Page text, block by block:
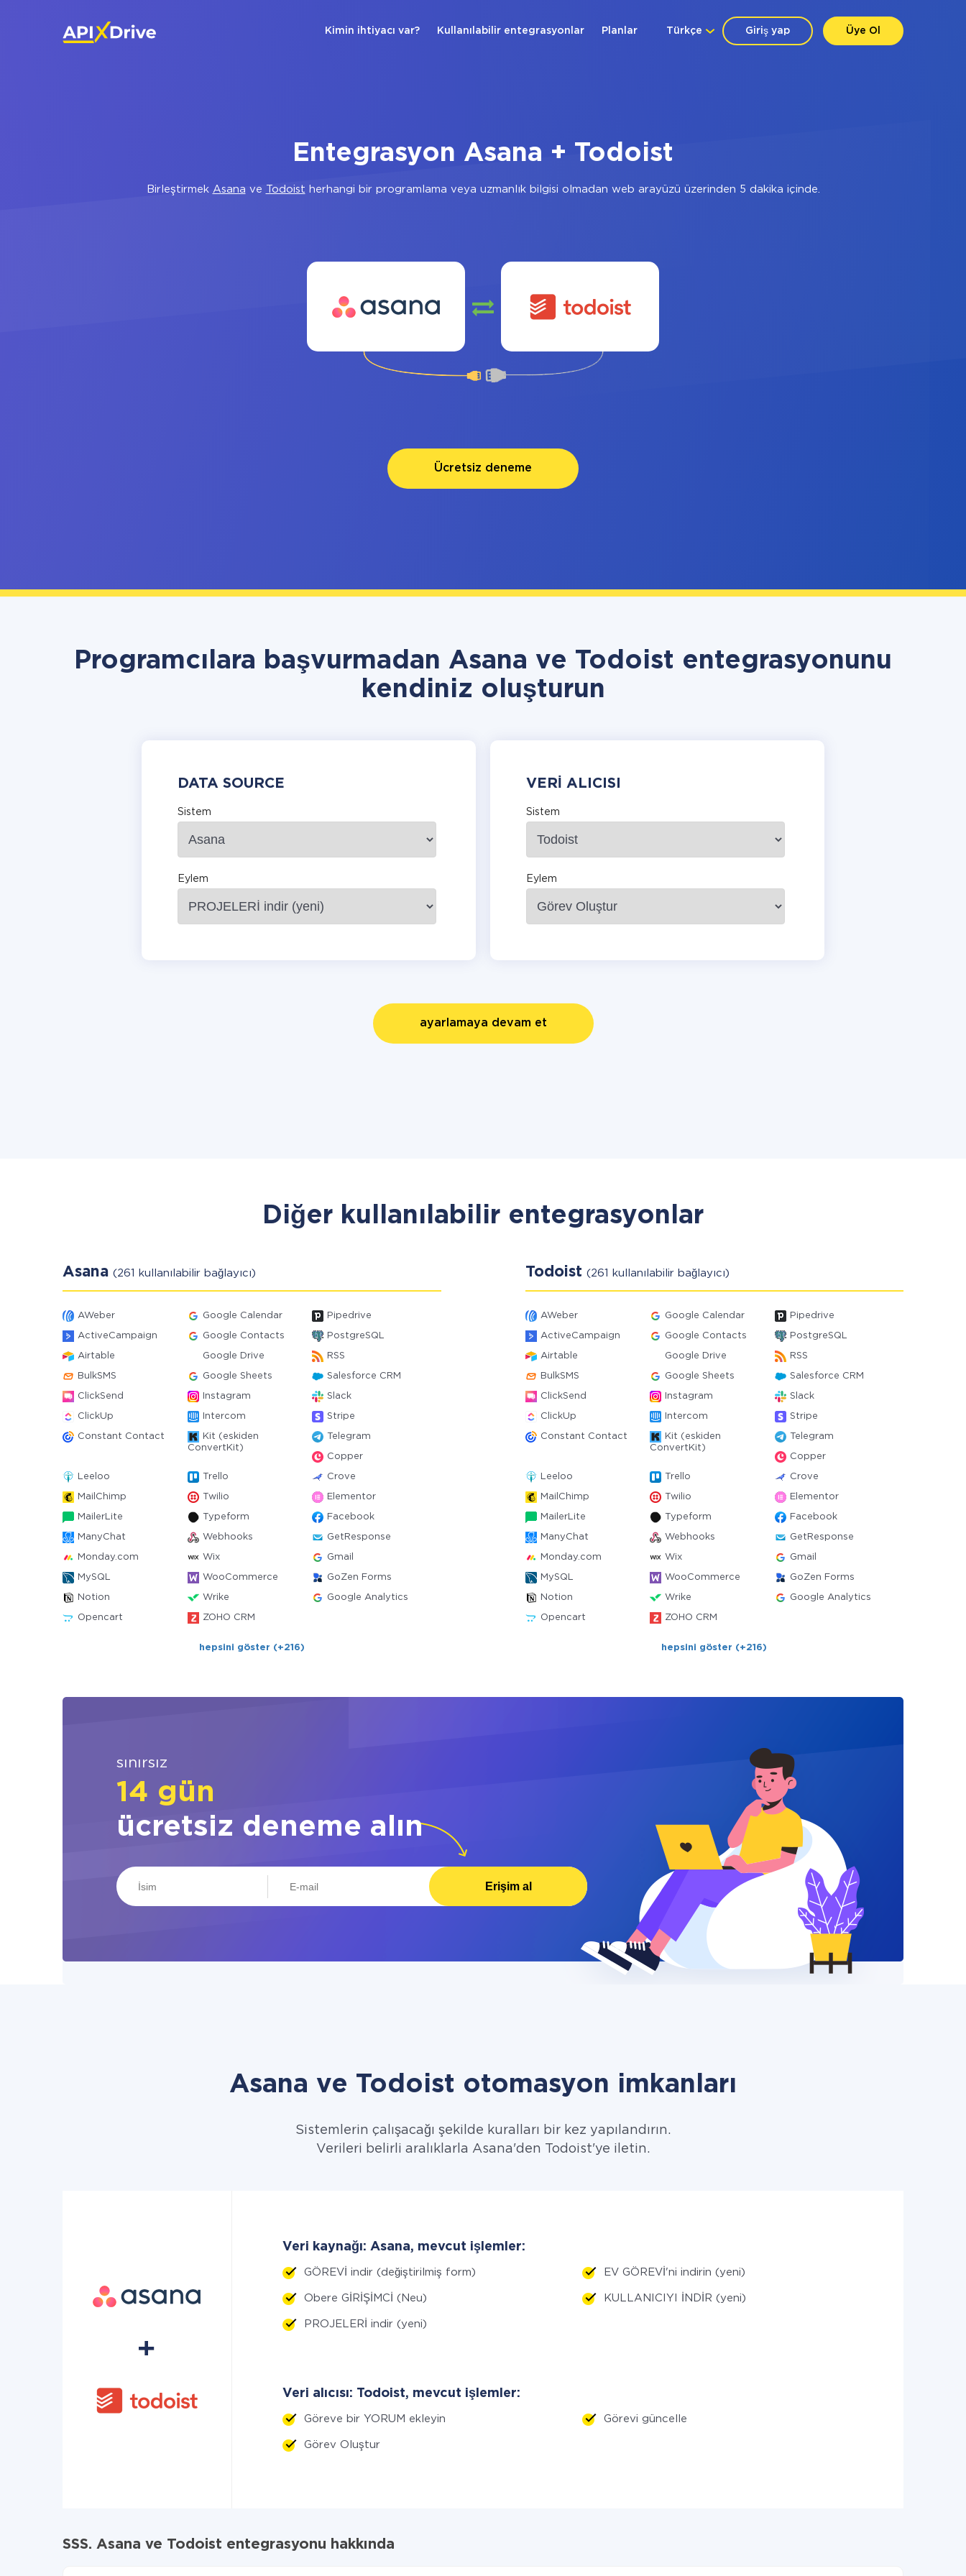
Giriş yap Üye Ol
Türkçe
Kimin ihtiyacı var? Kullanılabilir entegrasyonlar Planlar
Entegrasyon Asana + Todoist
Birleştirmek Asana ve Todoist herhangi bir programlama veya uzmanlık bilgisi olmadan web arayüzü üzerinden 5 dakika içinde.
Ücretsiz deneme
Programcılara başvurmadan Asana ve Todoist entegrasyonunu
kendiniz oluşturun
DATA SOURCE
Sistem
Eylem
VERI ALICISI
Sistem
Eylem
ayarlamaya devam et
Diğer kullanılabilir entegrasyonlar
Asana (261 kullanılabilir bağlayıcı)
AWeber Google Calendar Pipedrive
ActiveCampaign Google Contacts PostgreSQL
Airtable Google Drive RSS
BulkSMS Google Sheets Salesforce CRM
ClickSend Instagram Slack
ClickUp Intercom Stripe
Constant Contact
Kit (eskiden
ConvertKit)
Telegram
Copper
Leeloo Trello Crove
MailChimp Twilio Elementor
MailerLite Typeform Facebook
ManyChat Webhooks GetResponse
Monday.com Wix Gmail
MySQL WooCommerce GoZen Forms
Notion Wrike Google Analytics
Opencart ZOHO CRM
hepsini göster (+216)
Todoist (261 kullanılabilir bağlayıcı)
AWeber Google Calendar Pipedrive
ActiveCampaign Google Contacts PostgreSQL
Airtable Google Drive RSS
BulkSMS Google Sheets Salesforce CRM
ClickSend Instagram Slack
ClickUp Intercom Stripe
Constant Contact
Kit (eskiden
ConvertKit)
Telegram
Copper
Leeloo Trello Crove
MailChimp Twilio Elementor
MailerLite Typeform Facebook
ManyChat Webhooks GetResponse
Monday.com Wix Gmail
MySQL WooCommerce GoZen Forms
Notion Wrike Google Analytics
Opencart ZOHO CRM
hepsini göster (+216)
sınırsız
14 gün
ücretsiz deneme alın
Erişim al
Asana ve Todoist otomasyon imkanları
Sistemlerin çalışacağı şekilde kuralları bir kez yapılandırın.
Verileri belirli aralıklarla Asana'den Todoist'ye iletin.
Veri kaynağı: Asana, mevcut işlemler:
GÖREVİ indir (değiştirilmiş form) EV GÖREVİ'ni indirin (yeni)
Obere GİRİŞİMCİ (Neu) KULLANICIYI İNDİR (yeni)
PROJELERİ indir (yeni)
Veri alıcısı: Todoist, mevcut işlemler:
Göreve bir YORUM ekleyin Görevi güncelle
Görev Oluştur
SSS. Asana ve Todoist entegrasyonu hakkında